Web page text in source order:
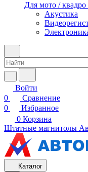
Для мото / квадро
Акустика
Войти
0
Сравнение
0
Избранное
0 Корзина
Штатные магнитолы
Каталог